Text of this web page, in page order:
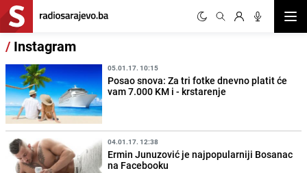
/ Instagram
05.01.17. 10:15
Posao snova: Za tri fotke dnevno platit će
vam 7.000 KM i - krstarenje
04.01.17. 12:38
Ermin Junuzović je najpopularniji Bosanac
na Facebooku